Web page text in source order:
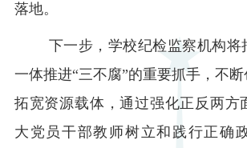
落地。
下一步，学校纪检监察机构将
一体推进“三不腐”的重要抓手，不断
拓宽资源载体，通过强化正反两方
大党员干部教师树立和践行正确